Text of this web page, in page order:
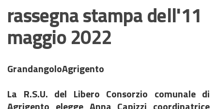
rassegna stampa dell'11
maggio 2022
GrandangoloAgrigento
La R.S.U. del Libero Consorzio comunale di